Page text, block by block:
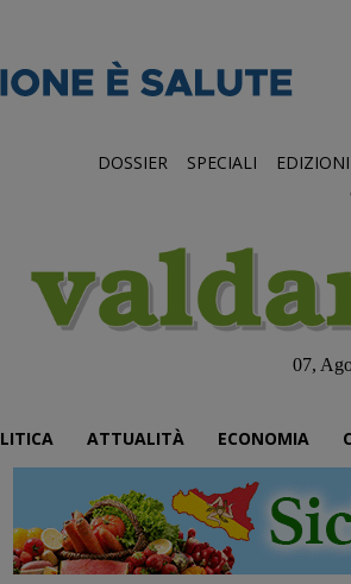
DOSSIER SPECIALI
07,
ATTUALITÀ ECONOMIA